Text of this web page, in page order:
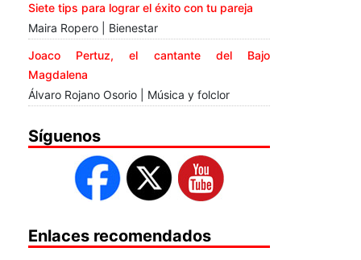
Siete tips para lograr el éxito con tu pareja
Maira Ropero | Bienestar
Joaco Pertuz, el cantante del Bajo
Magdalena
Álvaro Rojano Osorio | Música y folclor
Síguenos
Enlaces recomendados